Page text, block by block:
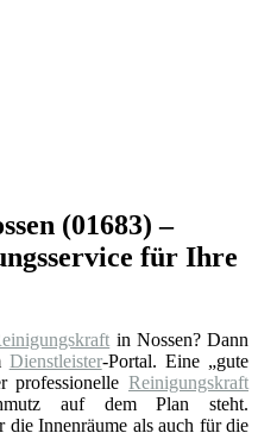
(01683) –
für Ihre
in Nossen? Dann
Dienstleister-Portal. Eine „gute
professionelleReinigungskraft
auf dem Plan steht.
die Innenräume als auch für die